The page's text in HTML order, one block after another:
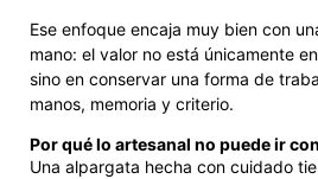
Ese enfoque encaja muy bien con
mano: el valor no está únicamente
sino en conservar una forma de
manos, memoria y criterio.
Por qué lo artesanal no puede ir
Una alpargata hecha con cuidado